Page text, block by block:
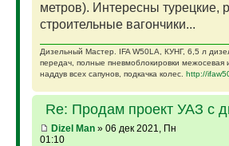
метров). Интересны турецкие,
строительные вагончики...
Дизельный Мастер. IFA W50LA, КУНГ, 6,5 л
передач, полные пневмоблокировки межосевая
наддув всех сапунов, подкачка колес. http://
Re: Продам проект УАЗ с
Dizel Man» 06 дек 2021, Пн
01:10